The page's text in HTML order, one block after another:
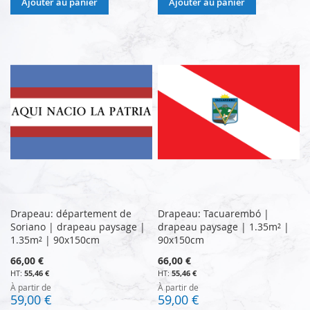
Drapeau: département de
Soriano | drapeau paysage |
1.35m² | 90x150cm
66,00 €
55,46 €
À partir de
59,00 €
Drapeau: Tacuarembó |
drapeau paysage | 1.35m² |
90x150cm
66,00 €
55,46 €
À partir de
59,00 €